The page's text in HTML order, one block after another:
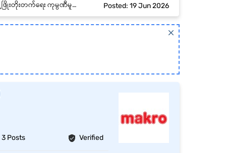
ပဏီမူဝါဒအရ ခံစားခွင့်များ Posted: 19 Jun 2026
3 Posts Verified